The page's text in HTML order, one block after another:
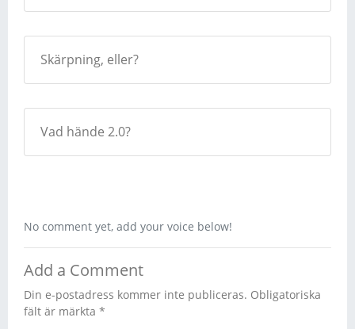
Skärpning, eller?
Vad hände 2.0?
No comment yet, add your voice below!
Add a Comment
Din e-postadress kommer inte publiceras. Obligatoriska
fält är märkta *